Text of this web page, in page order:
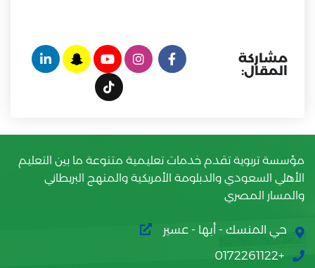
مشاركة
المقال:
مؤسسة تربوية تقدم خدمات تعليمية متنوعة ما بين التعليم
الأهلي السعودي والدبلومة الأمريكية والمنهج البريطاني
والمسار المصري
حي المنسك - أبها - عسير
+0172261122